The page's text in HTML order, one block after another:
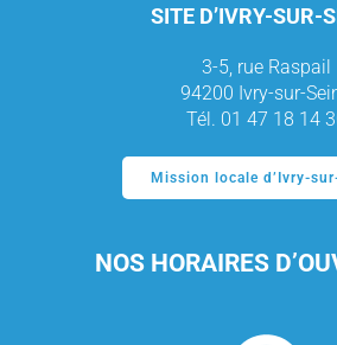
SITE D’IVRY-SUR-
3-5, rue Raspail
94200 Ivry-sur-
Tél. 01 47 18 14
Mission locale d’Ivry-
NOS HORAIRES